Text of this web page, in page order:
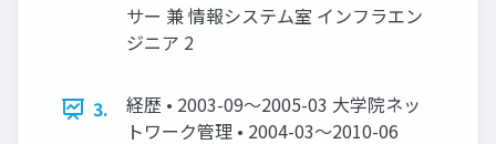
サー 兼 情報システム室 インフラエン
ジニア 2
3.
経歴 • 2003-09～2005-03 大学院ネッ
トワーク管理 • 2004-03～2010-06